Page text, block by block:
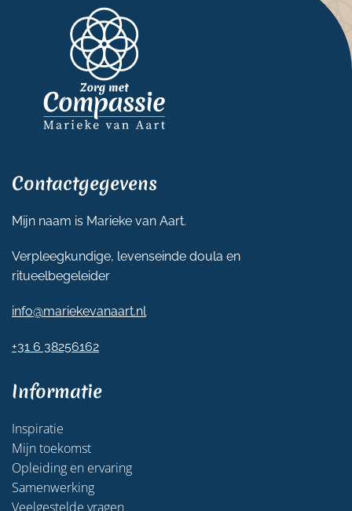
Contactgegevens
Mijn naam is Marieke van Aart.
Verpleegkundige, levenseinde doula en
ritueelbegeleider
info@mariekevanaart.nl
+31 6 38256162
Informatie
Inspiratie
Mijn toekomst
Opleiding en ervaring
Samenwerking
Veelgestelde vragen